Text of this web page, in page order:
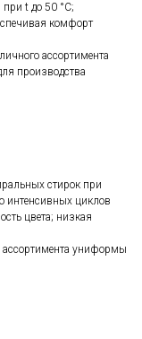
t до 50 °C;
комфорт
ассортимента
производства
стирок при
интенсивных циклов
цвета; низкая
униформы